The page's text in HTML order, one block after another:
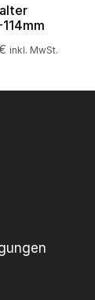
inkl. MwSt.